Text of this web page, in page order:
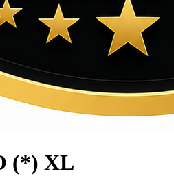
(*) XL